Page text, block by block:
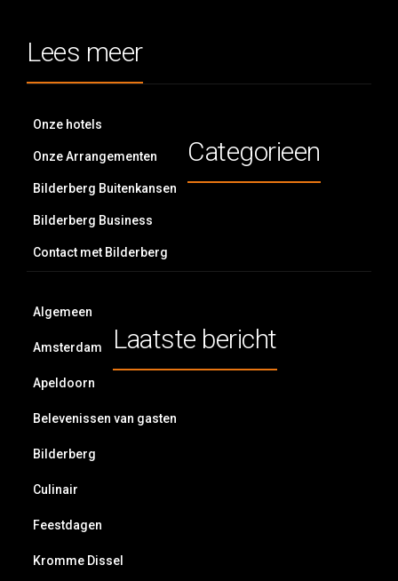
Lees meer
Onze hotels
Onze Arrangementen
Bilderberg Buitenkansen
Bilderberg Business
Contact met Bilderberg
Categorieen
Algemeen
Amsterdam
Apeldoorn
Belevenissen van gasten
Bilderberg
Culinair
Feestdagen
Kromme Dissel
Laatste bericht